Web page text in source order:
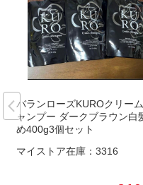
バランローズKUROクリー
ャンプー ダークブラウン白
め400g3個セット
マイストア在庫： 3316